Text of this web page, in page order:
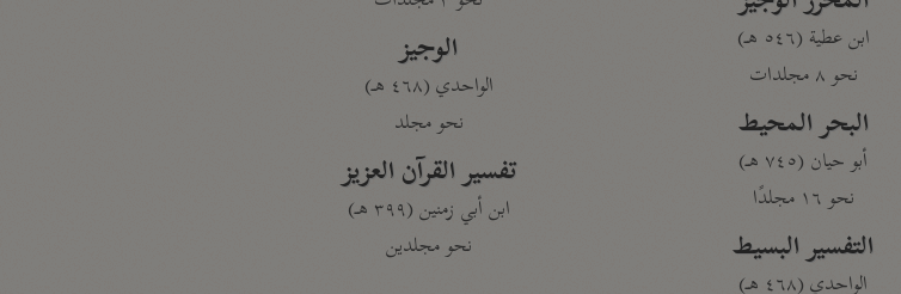
ابن عطية (٥٤٦ هـ)
نحو ٨ مجلدات
البحر المحيط
أبو حيان (٧٤٥ هـ)
نحو ١٦ مجلدًا
التفسير البسيط
الواحدي (٤٦٨ هـ)
الوجيز
الواحدي (٤٦٨ هـ)
نحو مجلد
تفسير القرآن العزيز
ابن أبي زمنين (٣٩٩ هـ)
نحو مجلدين